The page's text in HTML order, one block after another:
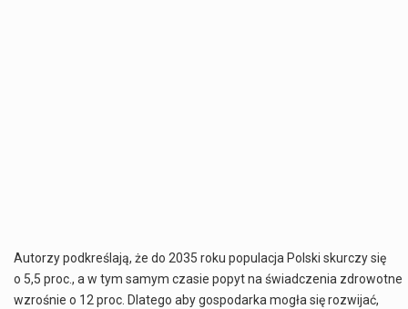
Autorzy podkreślają, że do 2035 roku populacja Polski skurczy się
o 5,5 proc., a w tym samym czasie popyt na świadczenia zdrowotne
wzrośnie o 12 proc. Dlatego aby gospodarka mogła się rozwijać,